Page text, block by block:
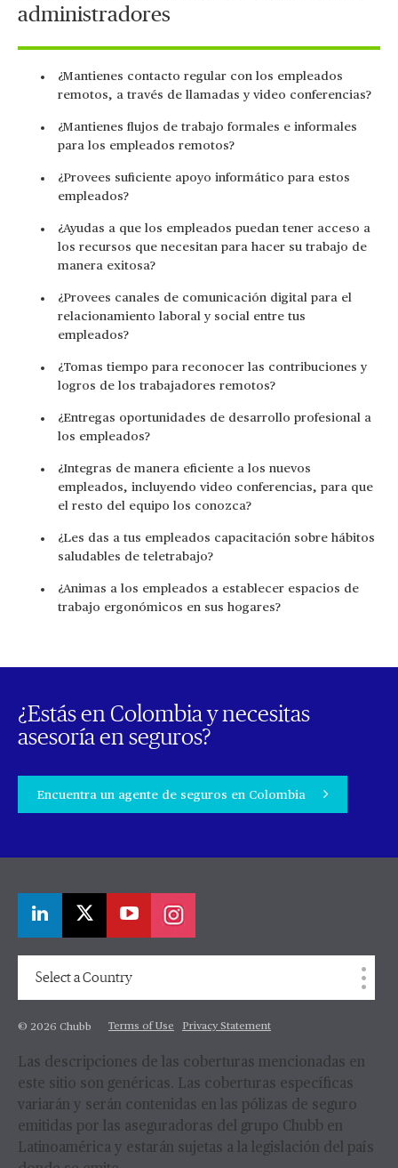
administradores
¿Mantienes contacto regular con los empleados
remotos, a través de llamadas y video conferencias?
¿Mantienes flujos de trabajo formales e informales
para los empleados remotos?
¿Provees suficiente apoyo informático para estos
empleados?
¿Ayudas a que los empleados puedan tener acceso a
los recursos que necesitan para hacer su trabajo de
manera exitosa?
¿Provees canales de comunicación digital para el
relacionamiento laboral y social entre tus
empleados?
¿Tomas tiempo para reconocer las contribuciones y
logros de los trabajadores remotos?
¿Entregas oportunidades de desarrollo profesional a
los empleados?
¿Integras de manera eficiente a los nuevos
empleados, incluyendo video conferencias, para que
el resto del equipo los conozca?
¿Les das a tus empleados capacitación sobre hábitos
saludables de teletrabajo?
¿Animas a los empleados a establecer espacios de
trabajo ergonómicos en sus hogares?
¿Estás en Colombia y necesitas
asesoría en seguros?
Encuentra un agente de seguros en Colombia
Select a Country
© 2026 Chubb Terms of Use Privacy Statement
Las descripciones de las coberturas mencionadas en
este sitio son genéricas. Las coberturas específicas
variarán y serán contenidas en las pólizas de seguro
emitidas por las aseguradoras del grupo Chubb en
Latinoamérica y estarán sujetas a la legislación del país